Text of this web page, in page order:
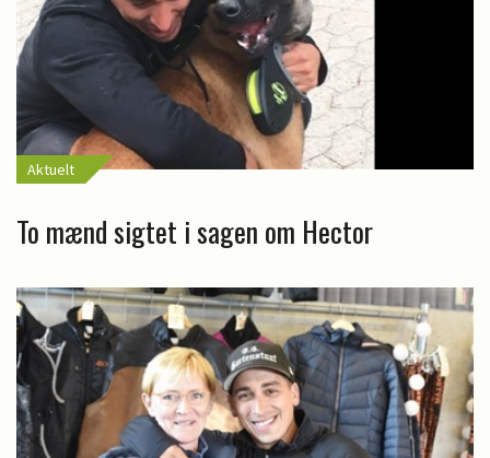
Aktuelt
To mænd sigtet i sagen om Hector